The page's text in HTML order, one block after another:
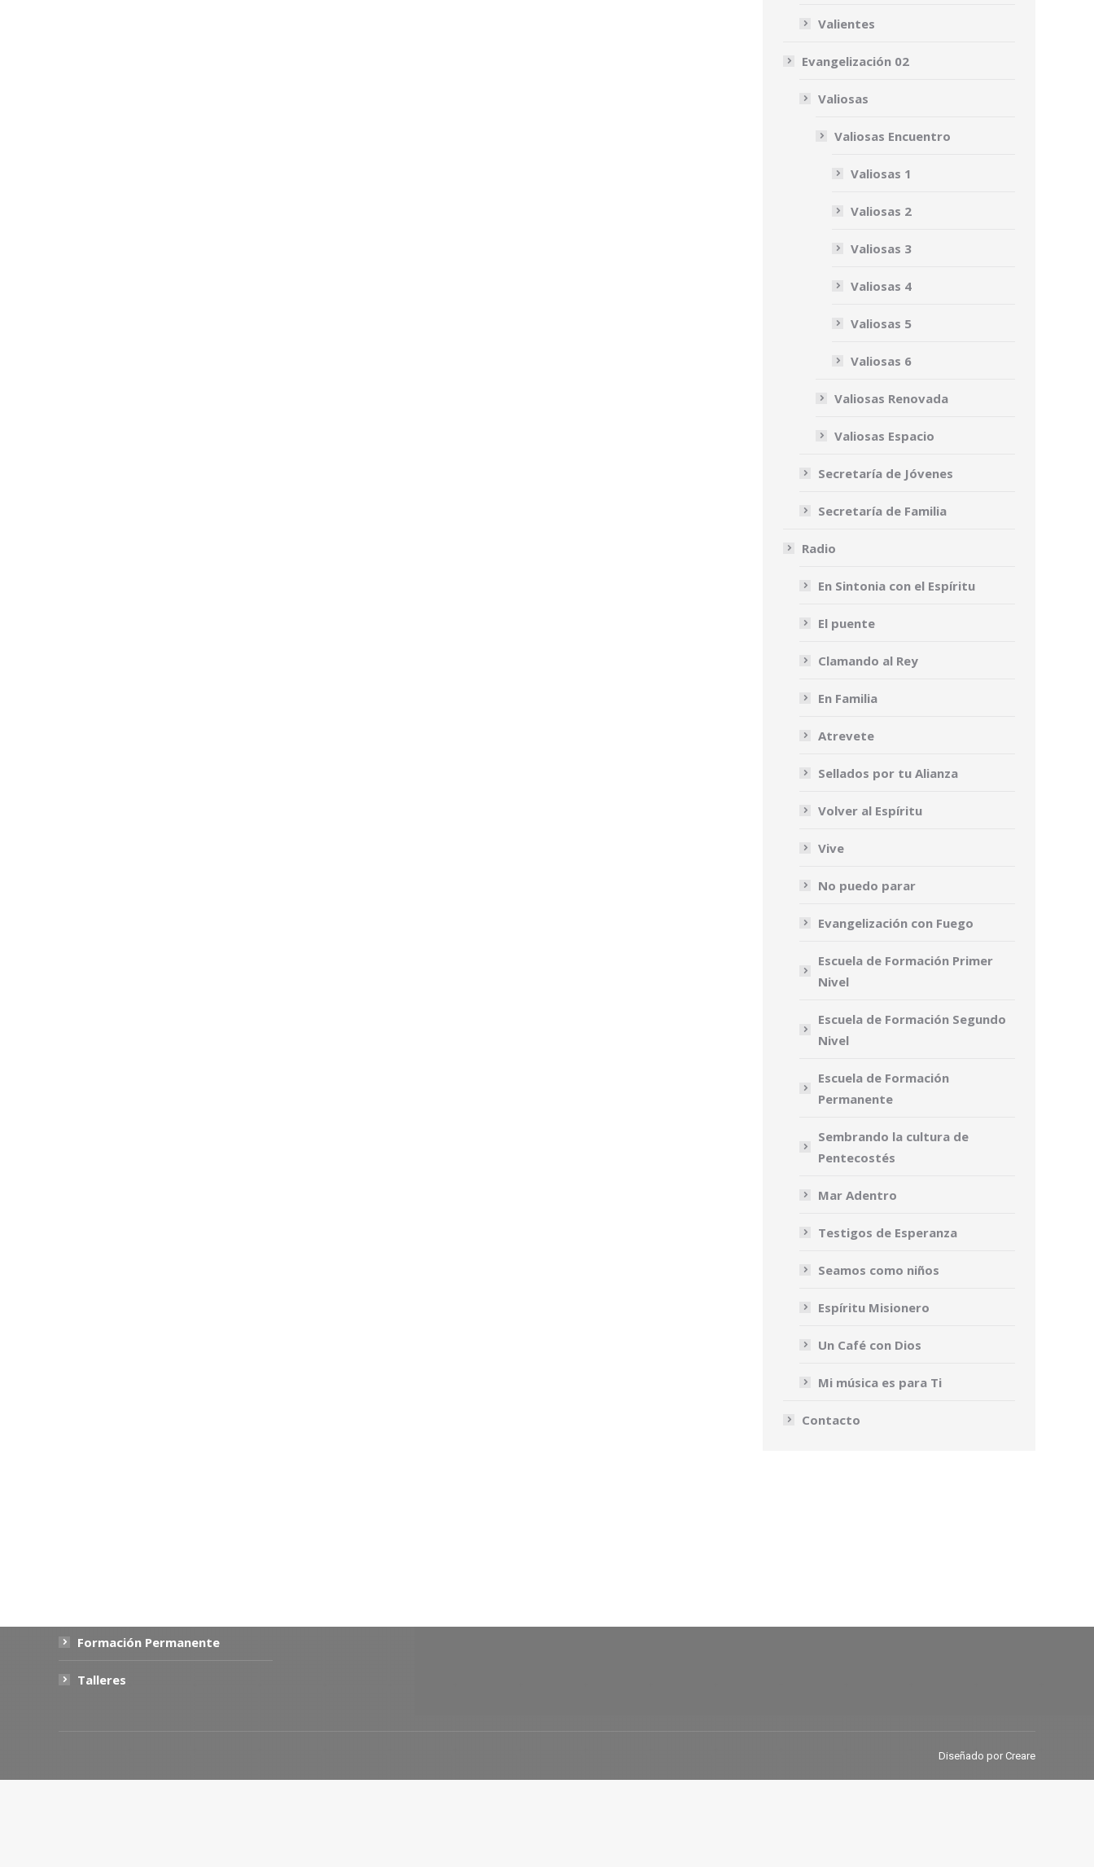
Valientes
Evangelización 02
Valiosas
Valiosas Encuentro
Valiosas 1
Valiosas 2
Valiosas 3
Valiosas 4
Valiosas 5
Valiosas 6
Valiosas Renovada
Valiosas Espacio
Secretaría de Jóvenes
Secretaría de Familia
Radio
En Sintonia con el Espíritu
El puente
Clamando al Rey
En Familia
Atrevete
Sellados por tu Alianza
Volver al Espíritu
Vive
No puedo parar
Evangelización con Fuego
Escuela de Formación Primer
Nivel
Escuela de Formación Segundo
Nivel
Escuela de Formación
Permanente
Sembrando la cultura de
Pentecostés
Mar Adentro
Testigos de Esperanza
Seamos como niños
Espíritu Misionero
Un Café con Dios
Mi música es para Ti
Contacto
Formación Permanente
Talleres
Diseñado por Creare